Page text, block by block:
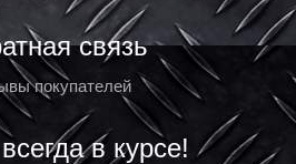
связь
покупателей
в курсе!